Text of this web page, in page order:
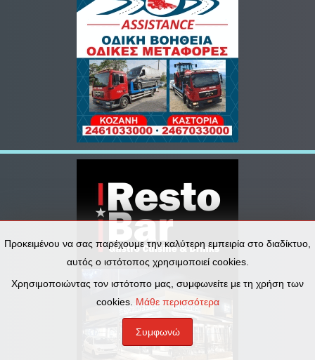
Προκειμένου να σας παρέχουμε την καλύτερη εμπειρία στο διαδίκτυο,
αυτός ο ιστότοπος χρησιμοποιεί cookies.
Χρησιμοποιώντας τον ιστότοπο μας, συμφωνείτε με τη χρήση των
cookies. Μάθε περισσότερα
Συμφωνώ